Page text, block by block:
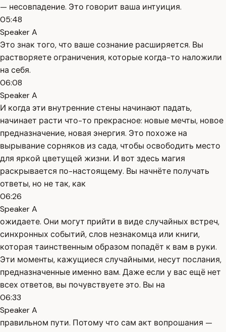
— несовпадение. Это говорит ваша интуиция.
05:48
Speaker A
Это знак того, что ваше сознание расширяется. Вы
растворяете ограничения, которые когда-то наложили
на себя.
06:08
Speaker A
И когда эти внутренние стены начинают падать,
начинает расти что-то прекрасное: новые мечты, новое
предназначение, новая энергия. Это похоже на
вырывание сорняков из сада, чтобы освободить место
для яркой цветущей жизни. И вот здесь магия
раскрывается по-настоящему. Вы начнёте получать
ответы, но не так, как
06:26
Speaker A
ожидаете. Они могут прийти в виде случайных встреч,
синхронных событий, слов незнакомца или книги,
которая таинственным образом попадёт к вам в руки.
Эти моменты, кажущиеся случайными, несут послания,
предназначенные именно вам. Даже если у вас ещё нет
всех ответов, вы почувствуете это. Вы на
06:33
Speaker A
правильном пути. Потому что сам акт вопрошания —